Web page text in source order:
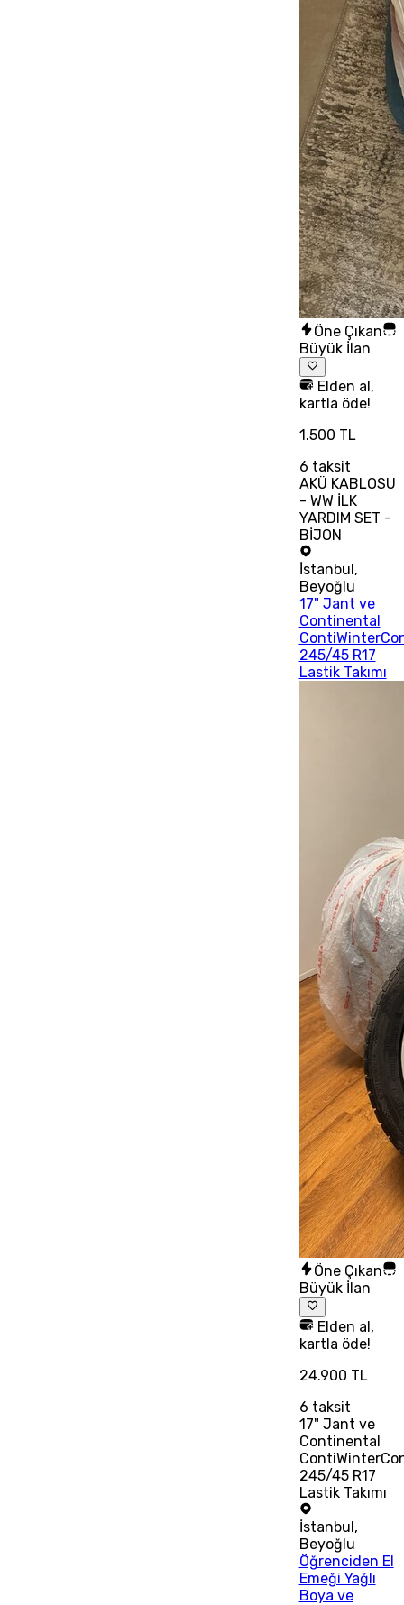
Öne Çıkan
Büyük İlan
Elden al,
kartla öde!
1.500 TL
6 taksit
AKÜ KABLOSU
- WW İLK
YARDIM SET -
BİJON
İstanbul ,
Beyoğlu
17" Jant ve
Continental
245/45 R17
Lastik Takımı
Öne Çıkan
Büyük İlan
Elden al,
kartla öde!
24.900 TL
6 taksit
17" Jant ve
Continental
245/45 R17
Lastik Takımı
İstanbul,
Beyoğlu
Öğrenciden El
Emeği Yağlı
Boya ve